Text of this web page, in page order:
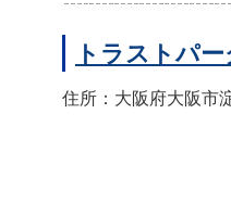
トラストパ
住所：大阪府大阪市